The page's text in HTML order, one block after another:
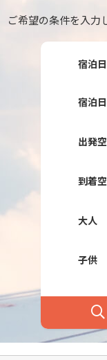
ご希望の条件を入力
宿泊日
宿泊
出発
到着
大人
子供